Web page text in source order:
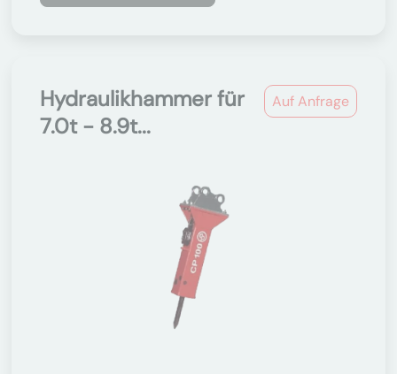
Auf Anfrage
Hydraulikhammer für
7.0t - 8.9t...